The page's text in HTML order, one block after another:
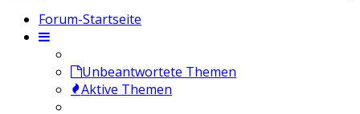
Forum-Startseite
Unbeantwortete Themen
Aktive Themen